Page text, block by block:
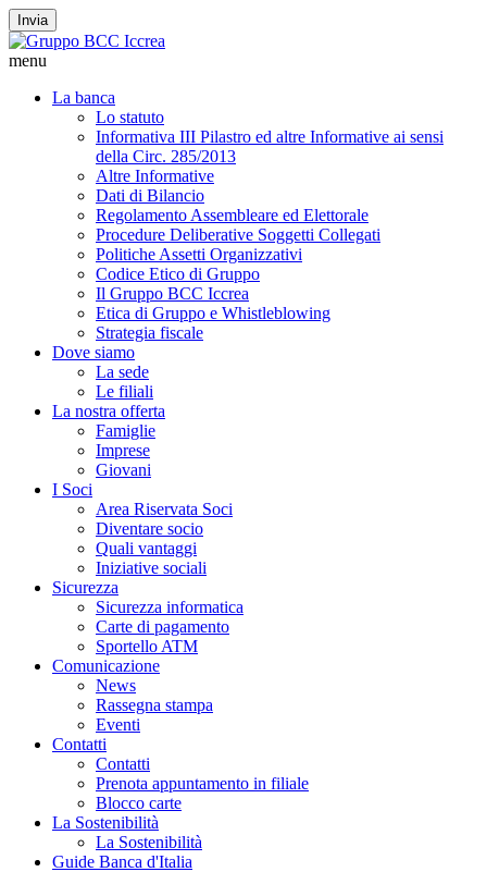
Invia
menu
La banca
Lo statuto
Informativa III Pilastro ed altre Informative ai sensi
della Circ. 285/2013
Altre Informative
Dati di Bilancio
Regolamento Assembleare ed Elettorale
Procedure Deliberative Soggetti Collegati
Politiche Assetti Organizzativi
Codice Etico di Gruppo
Il Gruppo BCC Iccrea
Etica di Gruppo e Whistleblowing
Strategia fiscale
Dove siamo
La sede
Le filiali
La nostra offerta
Famiglie
Imprese
Giovani
I Soci
Area Riservata Soci
Diventare socio
Quali vantaggi
Iniziative sociali
Sicurezza
Sicurezza informatica
Carte di pagamento
Sportello ATM
Comunicazione
News
Rassegna stampa
Eventi
Contatti
Contatti
Prenota appuntamento in filiale
Blocco carte
La Sostenibilità
La Sostenibilità
Guide Banca d'Italia